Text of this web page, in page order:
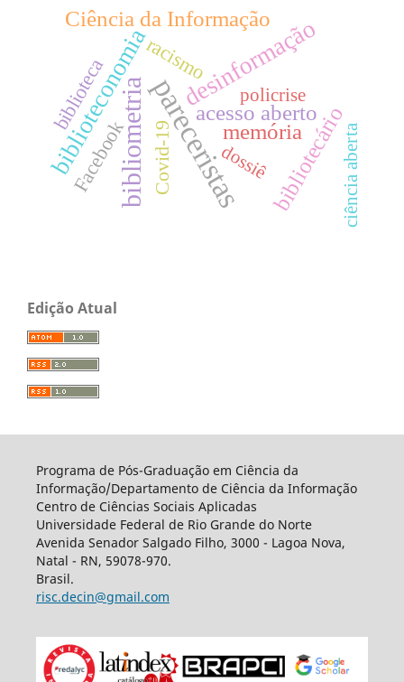
pareceristas
bibliometria
desinformação
biblioteconomia
Ciência da Informação
acesso aberto
bibliotecário
memória
Facebook
racismo
biblioteca
Covid-19 dossiê
policrise
ciência aberta
Edição Atual
Programa de Pós-Graduação em Ciência da
Informação/Departamento de Ciência da Informação
Centro de Ciências Sociais Aplicadas
Universidade Federal de Rio Grande do Norte
Avenida Senador Salgado Filho, 3000 - Lagoa Nova,
Natal - RN, 59078-970.
Brasil.
risc.decin@gmail.com